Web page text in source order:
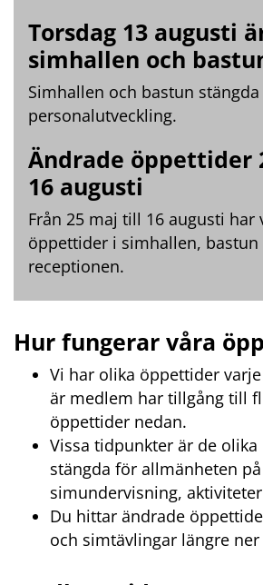
Torsdag 13 augusti
simhallen och
Simhallen och bastun
personalutveckling.
Ändrade öppettider
16 augusti
Från 25 maj till 16 augusti har
öppettider i simhallen, bastun
receptionen.
Hur fungerar våra
Vi har olika öppettider
är medlem har tillgång till
öppettider nedan.
Vissa tidpunkter är de olika
stängda för allmänheten
simundervisning,
Du hittar ändrade
och simtävlingar längre